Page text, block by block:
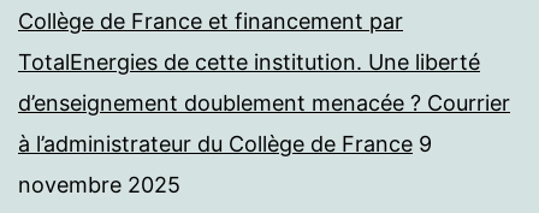
Collège de France et financement par
TotalEnergies de cette institution. Une liberté
d’enseignement doublement menacée ? Courrier
à l’administrateur du Collège de France 9
novembre 2025